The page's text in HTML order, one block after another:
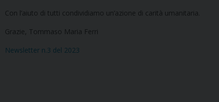
Con l’aiuto di tutti condividiamo un’azione di carità umanitaria.
Grazie, Tommaso Maria Ferri
Newsletter n.3 del 2023